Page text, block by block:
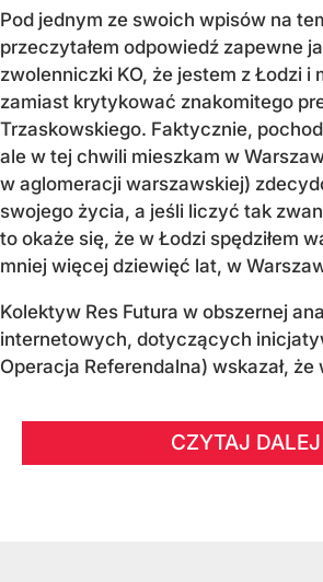
Pod jednym ze swoich wpisów na
przeczytałem odpowiedź zapewne
zwolenniczki KO, że jestem z Łodzi i
zamiast krytykować znakomitego
Trzaskowskiego. Faktycznie,
ale w tej chwili mieszkam w
w aglomeracji warszawskiej)
swojego życia, a jeśli liczyć tak
to okaże się, że w Łodzi spędziłem
mniej więcej dziewięć lat, w
Kolektyw Res Futura w obszernej
internetowych, dotyczących
Operacja Referendalna) wskazał, że
CZYTAJ DALEJ